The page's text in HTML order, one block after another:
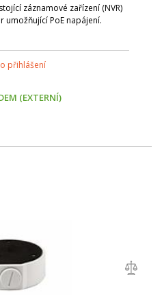
záznamové zařízení (NVR)
umožňující PoE napájení.
přihlášení
(EXTERNÍ)